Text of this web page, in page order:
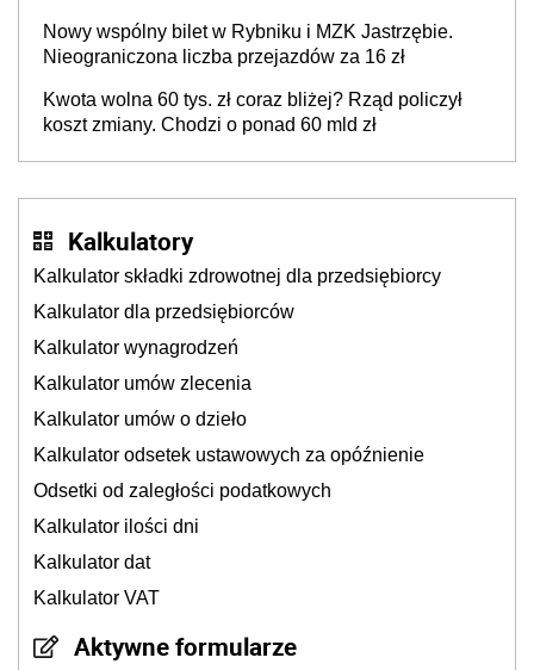
Nowy wspólny bilet w Rybniku i MZK Jastrzębie.
Nieograniczona liczba przejazdów za 16 zł
Kwota wolna 60 tys. zł coraz bliżej? Rząd policzył
koszt zmiany. Chodzi o ponad 60 mld zł
Kalkulatory
Kalkulator składki zdrowotnej dla przedsiębiorcy
Kalkulator dla przedsiębiorców
Kalkulator wynagrodzeń
Kalkulator umów zlecenia
Kalkulator umów o dzieło
Kalkulator odsetek ustawowych za opóźnienie
Odsetki od zaległości podatkowych
Kalkulator ilości dni
Kalkulator dat
Kalkulator VAT
Aktywne formularze